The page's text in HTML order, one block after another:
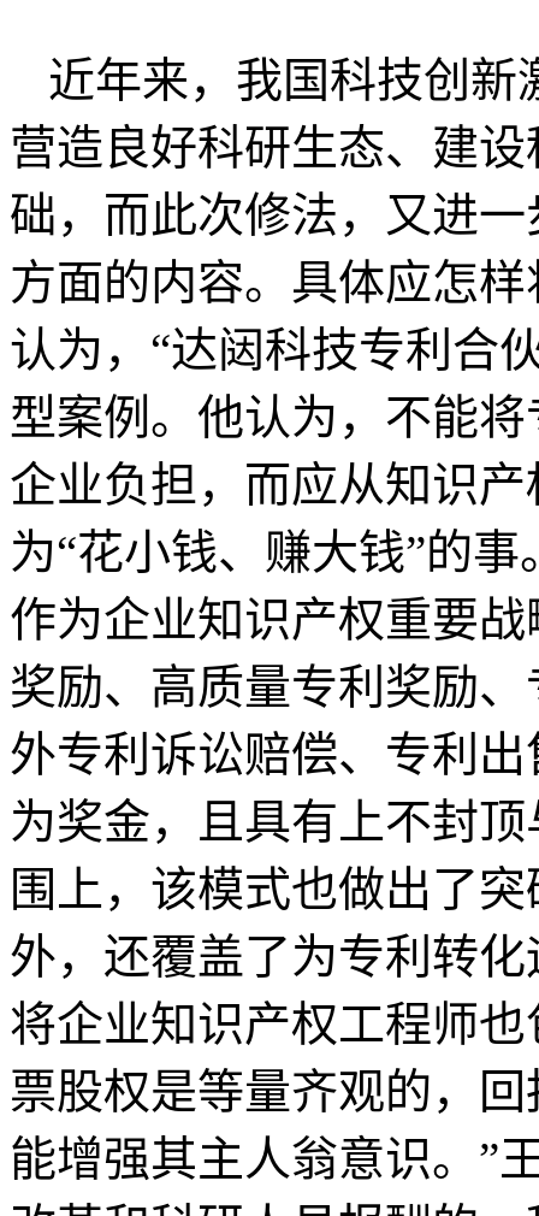
近年来，我国科技创
营造良好科研生态、建
础，而此次修法，又进
方面的内容。具体应怎
认为，“达闼科技专利合
型案例。他认为，不能
企业负担，而应从知识
为“花小钱、赚大钱”的
作为企业知识产权重要
奖励、高质量专利奖励
外专利诉讼赔偿、专利
为奖金，且具有上不封
围上，该模式也做出了
外，还覆盖了为专利转
将企业知识产权工程师
票股权是等量齐观的，
能增强其主人翁意识。”